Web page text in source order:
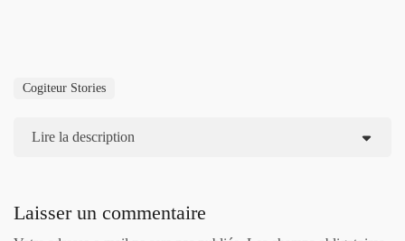
Cogiteur Stories
Lire la description
Laisser un commentaire